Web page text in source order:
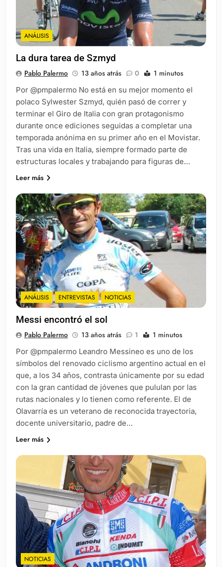
ANÁLISIS
La dura tarea de Szmyd
Pablo Palermo 13 años atrás 0 1 minutos
Por @pmpalermo No está en su mejor momento el
polaco Sylwester Szmyd, quién pasó de correr y
terminar el Giro de Italia con gran protagonismo
durante once ediciones seguidas a completar una
temporada anónima en su primer año en el Movistar.
Tras una vida en Italia, siempre formado parte de
estructuras locales y trabajando para figuras de…
Leer más
ANÁLISIS ENTREVISTAS NOTICIAS
Messi encontró el sol
Pablo Palermo 13 años atrás 1 1 minutos
Por @pmpalermo Leandro Messineo es uno de los
símbolos del renovado ciclismo argentino actual en el
que, a los 34 años, contrasta únicamente por su edad
con la gran cantidad de jóvenes que pululan por las
rutas nacionales y lo tienen como referente. El de
Olavarría es un veterano de reconocida trayectoria,
docente universitario, padre de…
Leer más
NOTICIAS